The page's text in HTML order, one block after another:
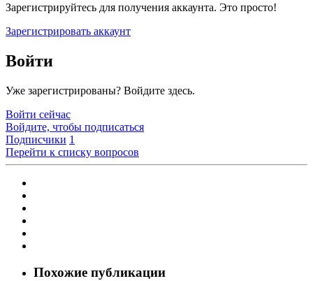
Зарегистрируйтесь для получения аккаунта. Это просто!
Зарегистрировать аккаунт
Войти
Уже зарегистрированы? Войдите здесь.
Войти сейчас
Войдите, чтобы подписаться
Подписчики 1
Перейти к списку вопросов
Похожие публикации